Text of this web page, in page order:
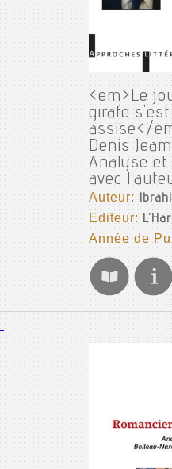
<em>Le
girafe s'est
assise</
Denis
Analyse et
avec
Auteur:
Editeur:
Année de